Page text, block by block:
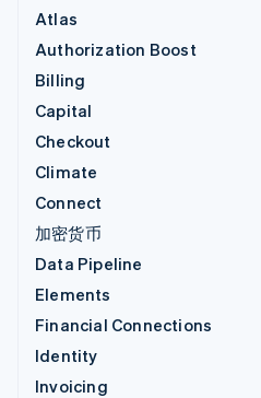
Atlas
Authorization Boost
Billing
Capital
Checkout
Climate
Connect
加密货币
Data Pipeline
Elements
Financial Connections
Identity
Invoicing